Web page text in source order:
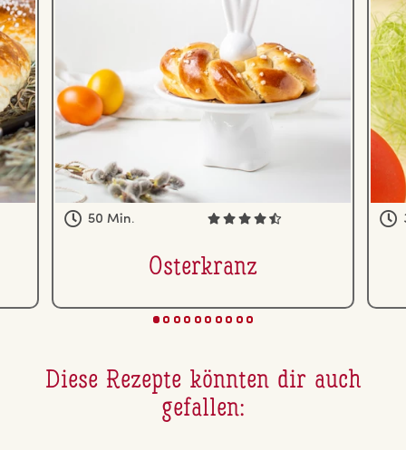
50 Min.
Os­ter­kranz
Diese Rezepte könnten dir auch
gefallen: